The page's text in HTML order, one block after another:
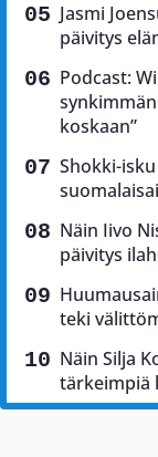
Jasmi
päivitys
Podcast:
koskaan”
Shokki-
Näin Iivo
päivitys
teki
Näin Silja
tärkeimpiä